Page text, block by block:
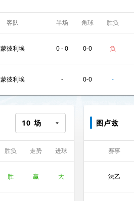
客队 半场 角球 胜负
蒙彼利埃 0 - 0 0-0 负
蒙彼利埃 - 0-0 -
10 场
胜负 走势 进球
胜 赢 大
图卢兹
赛事
法乙